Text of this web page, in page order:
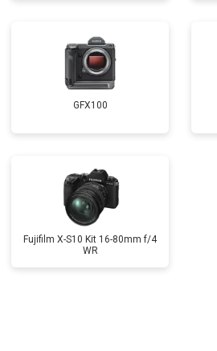
GFX100
Fujifilm X-S10 Kit 16-80mm f/4
WR